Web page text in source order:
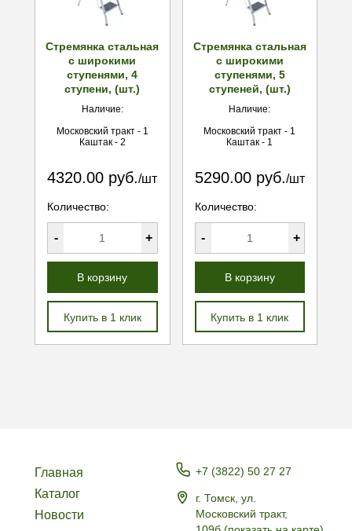
Стремянка стальная
с широкими
ступенями, 4
ступени, (шт.)
Наличие:
Московский тракт - 1
Каштак - 2
4320.00 руб./шт
Количество:
- +
В корзину
Купить в 1 клик
Стремянка стальная
с широкими
ступенями, 5
ступеней, (шт.)
Наличие:
Московский тракт - 1
Каштак - 1
5290.00 руб./шт
Количество:
- +
В корзину
Купить в 1 клик
Главная
Каталог
Новости
+7 (3822) 50 27 27
г. Томск, ул.
Московский тракт,